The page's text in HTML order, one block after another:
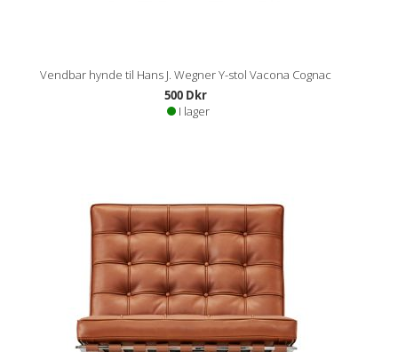
Vendbar hynde til Hans J. Wegner Y-stol Vacona Cognac
500 Dkr
I lager